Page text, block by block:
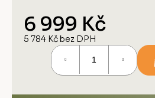
6 999 Kč
5 784 Kč bez DPH